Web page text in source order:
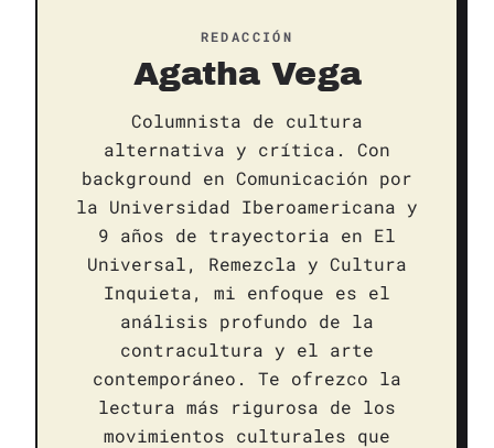
REDACCIÓN
Agatha Vega
Columnista de cultura
alternativa y crítica. Con
background en Comunicación por
la Universidad Iberoamericana y
9 años de trayectoria en El
Universal, Remezcla y Cultura
Inquieta, mi enfoque es el
análisis profundo de la
contracultura y el arte
contemporáneo. Te ofrezco la
lectura más rigurosa de los
movimientos culturales que